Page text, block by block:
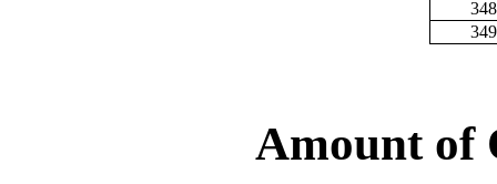
348
349
Amount of